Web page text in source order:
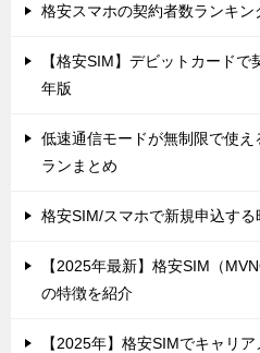
格安スマホの契約者数ランキ
【格安SIM】デビットカード
年版
低速通信モードが無制限で使
ランまとめ
格安SIM/スマホで新規申込す
【2025年最新】格安SIM（
の特徴を紹介
【2025年】格安SIMでキャリ